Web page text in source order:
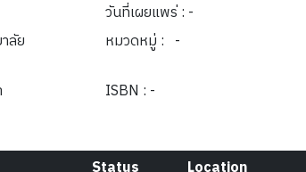
วันที่เผยแพร่ : -
ลัย
หมวดหมู่ : -
ISBN : -